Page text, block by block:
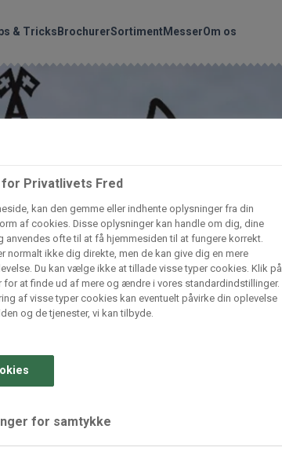
& TricksBrochurerSortimentMesserOm os
Søgprodukter
L. C. Lauritzen A/S
dine favoritter!
opskrift gå tabt! Opret en profil nu og start din
gemte opskrifter og produkter - når som helst,
hvor som helst.
Log ind Opret profil
Privatlivets Fred
kan den gemme eller indhente oplysninger fra din
af cookies. Disse oplysninger kan handle om dig, dine
ofte til at få hjemmesiden til at fungere korrekt.
normalt ikke dig direkte, men de kan give dig en mere
Du kan vælge ikke at tillade visse typer cookies. Klik på
at finde ud af mere og ændre i vores standardindstillinger.
af visse typer cookies kan eventuelt påvirke din oplevelse
og de tjenester, vi kan tilbyde.
for samtykke